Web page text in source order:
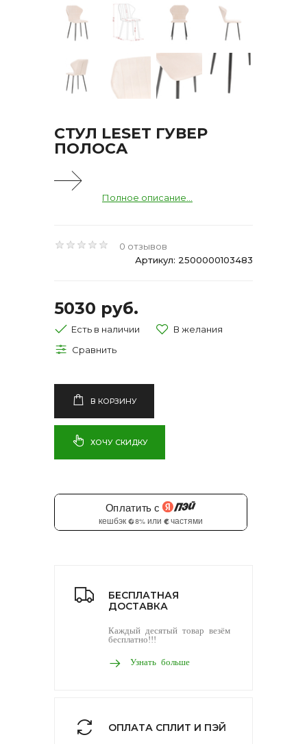
СТУЛ LESET ГУВЕР
ПОЛОСА
Полное описание...
0 отзывов
Артикул: 2500000103483
5030 руб.
Есть в наличии
В КОРЗИНУ
ХОЧУ СКИДКУ
БЕСПЛАТНАЯ
ДОСТАВКА
Каждый десятый товар везём
бесплатно!!!
Узнать больше
ОПЛАТА СПЛИТ И ПЭЙ